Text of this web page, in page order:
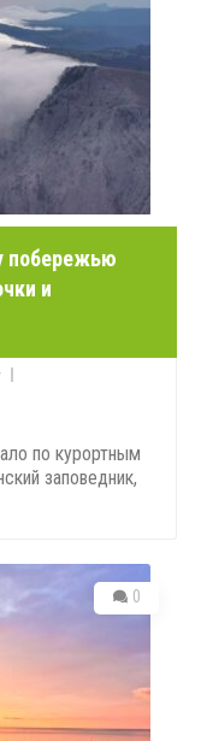
побережью
и
по курортным
заповедник,
0